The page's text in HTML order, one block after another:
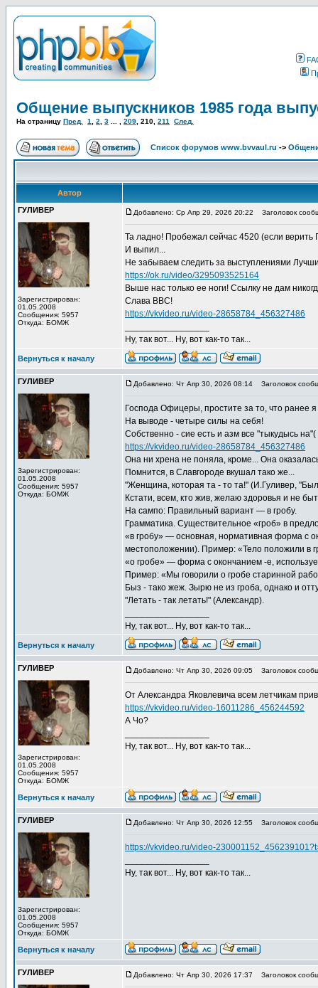
Общение выпускников 1985 года
На страницу Пред. 1 2 3 209 210 211 След.
Список форумов www.bvvaul.ru ->
Автор
ГУЛИВЕР
Зарегистрирован:
01.05.2008
Сообщения: 5957
Откуда: БОМЖ
Добавлено: Ср Апр 29, 2026 20:22 Заголовок
Та ладно! Пробежал сейчас 4520 (если верить
И выпил...
Не забываем следить за выступлениями
https://ok.ru/video/3295093525164
Выше нас только ее ноги! Ссылку не дам
Слава ВВС!
https://vkvideo.ru/video-28658784_456327486
Ну, так вот... Ну, вот как-то так...
Вернуться к началу
ГУЛИВЕР
Зарегистрирован:
01.05.2008
Сообщения: 5957
Откуда: БОМЖ
Добавлено: Чт Апр 30, 2026 08:14 Заголовок
Господа Офицеры, простите за то, что ранее
На выводе - четыре силы на себя!
Собственно - сие есть и азм все "тыкудысь на"(
https://vkvideo.ru/video-28658784_456327486
Она ни хрена не поняла, кроме... Она
Помнится, в Славгороде вкушал тако же...
"Женщина, которая та - то та!" (И.Гуливер,
Кстати, всем, кто жив, желаю здоровья и не
На сампо: Правильный вариант — в гробу.
Грамматика. Существительное «гроб» в
«в гробу» — основная, нормативная форма с
местоположении). Пример: «Тело положили в
«о гробе» — форма с окончанием ‑е,
Пример: «Мы говорили о гробе старинной
Быз - тако жеж. Зырю не из гроба, однако и
"Летать - так летать!" (Александр).
Ну, так вот... Ну, вот как-то так...
Вернуться к началу
ГУЛИВЕР
Зарегистрирован:
01.05.2008
Сообщения: 5957
Откуда: БОМЖ
Добавлено: Чт Апр 30, 2026 09:05 Заголовок
От Александра Яковлевича всем летчикам
https://vkvideo.ru/video-16011286_456244592
А Чо?
Ну, так вот... Ну, вот как-то так...
Вернуться к началу
ГУЛИВЕР
Зарегистрирован:
01.05.2008
Сообщения: 5957
Откуда: БОМЖ
Добавлено: Чт Апр 30, 2026 12:55 Заголовок
https://vkvideo.ru/video-
Ну, так вот... Ну, вот как-то так...
Вернуться к началу
ГУЛИВЕР Добавлено: Чт Апр 30, 2026 17:37 Заголовок